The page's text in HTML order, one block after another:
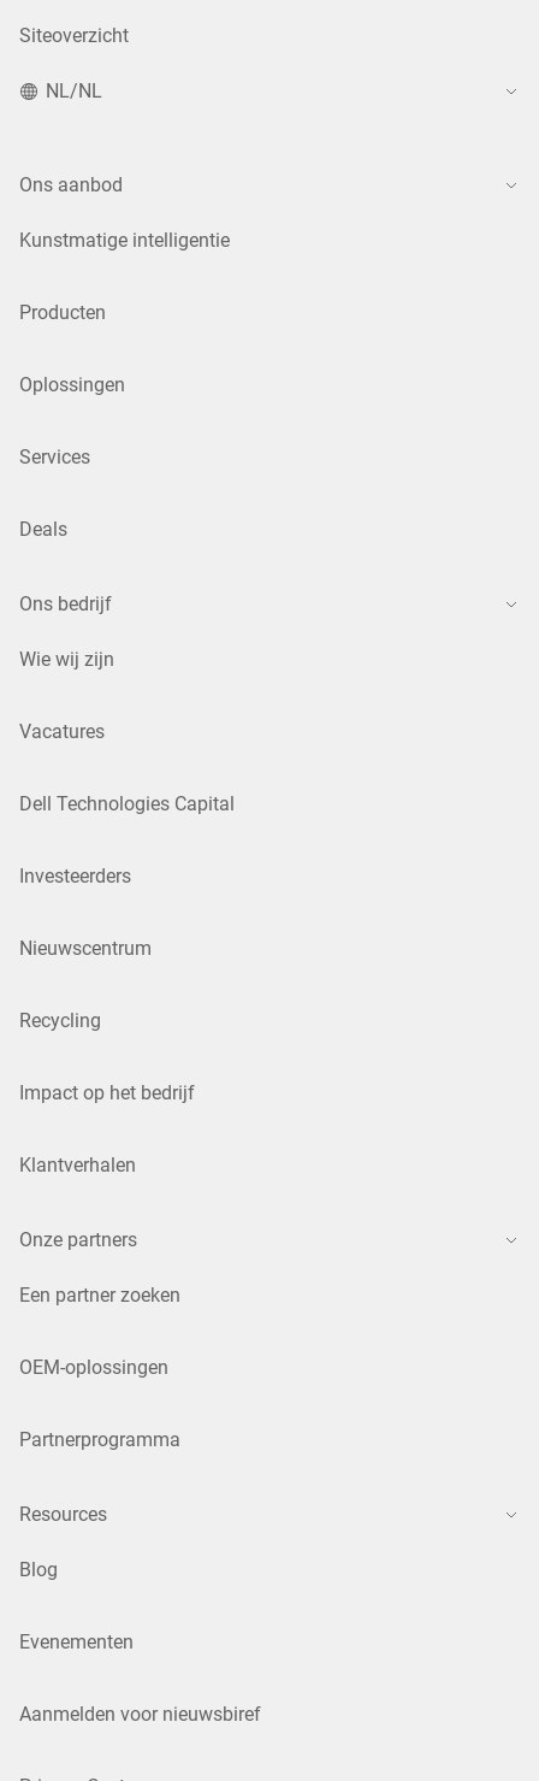
Siteoverzicht
NL/NL
Ons aanbod
Kunstmatige intelligentie
Producten
Oplossingen
Services
Deals
Ons bedrijf
Wie wij zijn
Vacatures
Dell Technologies Capital
Investeerders
Nieuwscentrum
Recycling
Impact op het bedrijf
Klantverhalen
Onze partners
Een partner zoeken
OEM-oplossingen
Partnerprogramma
Resources
Blog
Evenementen
Aanmelden voor nieuwsbiref